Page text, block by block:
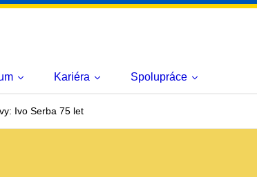
Kariéra Spolupráce
Ivo Serba 75 let